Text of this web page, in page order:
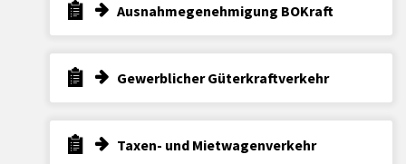
Ausnahmegenehmigung BOKraft
Gewerblicher Güterkraftverkehr
Taxen- und Mietwagenverkehr